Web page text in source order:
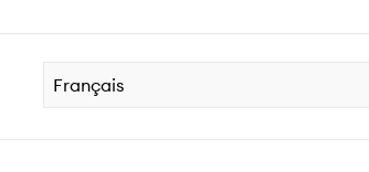
Français